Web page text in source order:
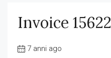
Invoice 15622
7 anni ago